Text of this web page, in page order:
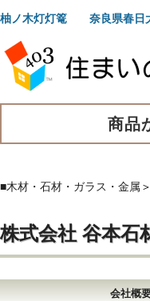
柚ノ木灯灯篭 奈良県春日大
商品
■木材・石材・ガラス・金属 ＞
株式会社 谷本石
会社概